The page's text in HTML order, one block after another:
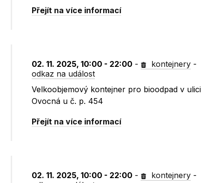
Přejít na více informací
02. 11. 2025, 10:00 - 22:00 - kontejnery -
odkaz na událost
Velkoobjemový kontejner pro bioodpad v ulici
Ovocná u č. p. 454
Přejít na více informací
02. 11. 2025, 10:00 - 22:00 - kontejnery -